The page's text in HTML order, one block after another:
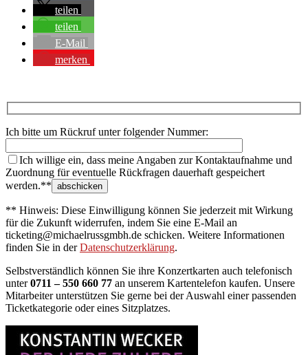
teilen
teilen
E-Mail
merken
Ich bitte um Rückruf unter folgender Nummer:
Ich willige ein, dass meine Angaben zur Kontaktaufnahme und
Zuordnung für eventuelle Rückfragen dauerhaft gespeichert
werden.**
** Hinweis: Diese Einwilligung können Sie jederzeit mit Wirkung
für die Zukunft widerrufen, indem Sie eine E-Mail an
ticketing@michaelrussgmbh.de schicken. Weitere Informationen
finden Sie in derDatenschutzerklärung.
Selbstverständlich können Sie ihre Konzertkarten auch telefonisch
unter0711 – 550 660 77 an unserem Kartentelefon kaufen. Unsere
Mitarbeiter unterstützen Sie gerne bei der Auswahl einer passenden
Ticketkategorie oder eines Sitzplatzes.